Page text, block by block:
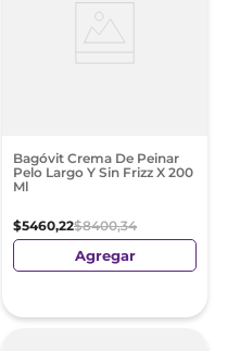
Bagóvit Crema De Peinar
Pelo Largo Y Sin Frizz X 200
Ml
$5460,22$8400,34
Agregar